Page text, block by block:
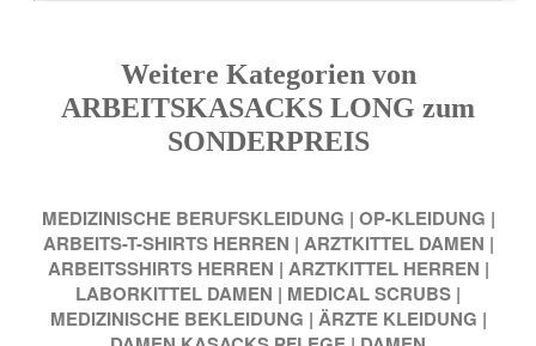
Weitere Kategorien von
ARBEITSKASACKS LONG zum
SONDERPREIS
MEDIZINISCHE BERUFSKLEIDUNG | OP-KLEIDUNG |
ARBEITS-T-SHIRTS HERREN | ARZTKITTEL DAMEN |
ARBEITSSHIRTS HERREN | ARZTKITTEL HERREN |
LABORKITTEL DAMEN | MEDICAL SCRUBS |
MEDIZINISCHE BEKLEIDUNG | ÄRZTE KLEIDUNG |